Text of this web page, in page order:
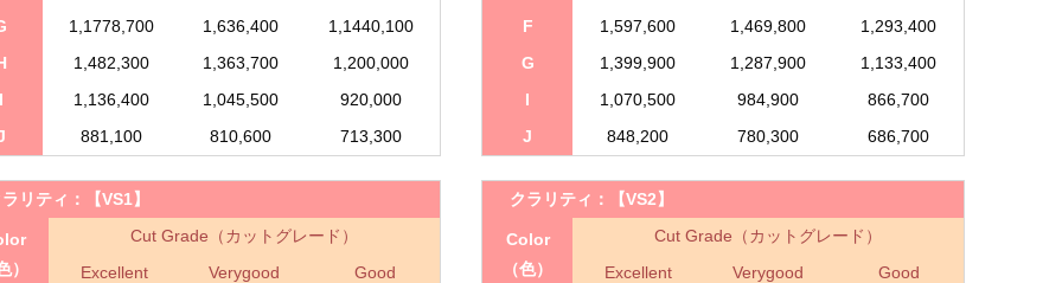
1,1778,700 1,636,400
1,1440,100
1,482,300 1,363,700
1,200,000
1,136,400 1,045,500
920,000
881,100 810,600 713,300
F
1,597,600 1,469,800
1,293,400
G
1,399,900 1,287,900
1,133,400
I
1,070,500 984,900
866,700
J
848,200 780,300 686,700
リティ： 【VS1】
）
Cut Grade（カットグレード）
Excellent
Verygood
Good
クラリティ： 【VS2】
Color
（色）
Cut Grade（カットグレード）
Excellent
Verygood
Good